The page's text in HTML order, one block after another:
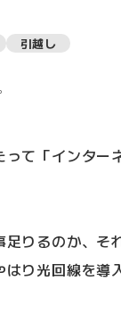
引越し
て「インター
りるのか、そ
り光回線を